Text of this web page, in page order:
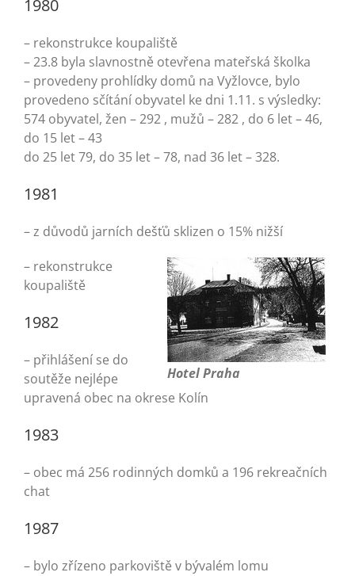
Koupaliště
Hlášení závad
Kontakty
1980
– rekonstrukce koupaliště
– 23.8 byla slavnostně otevřena mateřská školka
– provedeny prohlídky domů na Vyžlovce, bylo
provedeno sčítání obyvatel ke dni 1.11. s výsledky:
574 obyvatel, žen – 292 , mužů – 282 , do 6 let – 46,
do 15 let – 43
do 25 let 79, do 35 let – 78, nad 36 let – 328.
1981
– z důvodů jarních dešťů sklizen o 15% nižší
Hotel Praha
– rekonstrukce
koupaliště
1982
– přihlášení se do
soutěže nejlépe
upravená obec na okrese Kolín
1983
– obec má 256 rodinných domků a 196 rekreačních
chat
1987
– bylo zřízeno parkoviště v bývalém lomu